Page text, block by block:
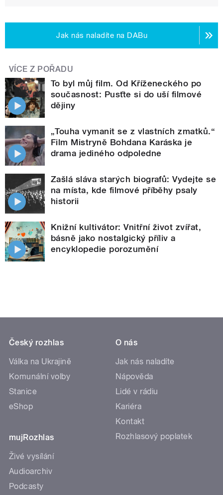
Jak nás naladíte na DABu
VÍCE Z POŘADU
To byl můj film. Od Kříženeckého po
současnost: Pusťte si do uší filmové
dějiny
„Touha vymanit se z vlastních zmatků.“
Film Mistryně Bohdana Karáska je
drama jediného odpoledne
Zašlá sláva starých biografů: Vydejte se
na místa, kde filmové příběhy psaly
historii
Knižní kultivátor: Vnitřní život zvířat,
básně jako nostalgický příliv a
encyklopedie porozumění
Český rozhlas
Válka na Ukrajině
Komunální volby
Stanice
eShop
mujRozhlas
Živé vysílání
Audioarchiv
Podcasty
O nás
Jak nás naladíte
Nápověda
Lidé v rádiu
Kariéra
Kontakt
Rozhlasový poplatek